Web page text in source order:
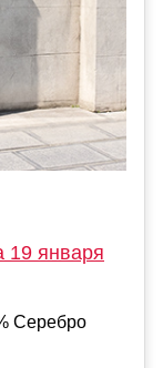
19 января
Серебро